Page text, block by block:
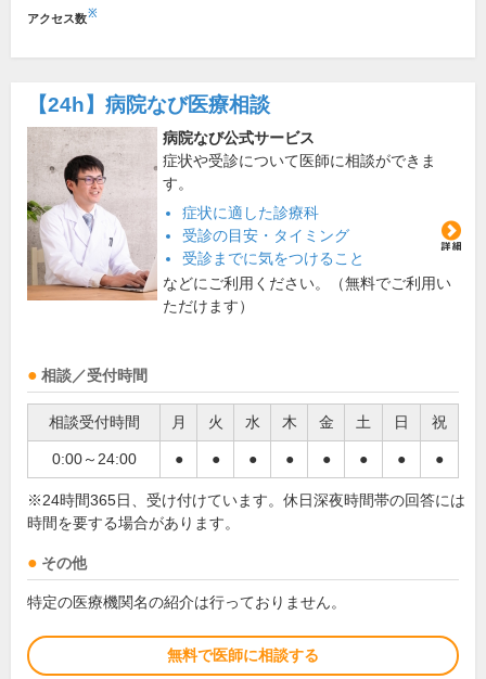
アクセス数※
【24h】 病院なび医療相談
病院なび公式サービス
症状や受診について医師に相談ができま
す。
症状に適した診療科
受診の目安・タイミング
受診までに気をつけること
などにご利用ください。（無料でご利用い
ただけます）
相談／受付時間
相談受付時間 月 火 水 木 金 土 日 祝
0:00～24:00 ● ● ● ● ● ● ● ●
※24時間365日、受け付けています。休日深夜時間帯の回答には
時間を要する場合があります。
その他
特定の医療機関名の紹介は行っておりません。
無料で医師に相談する